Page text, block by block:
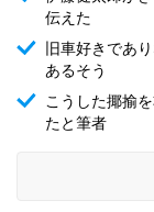
伝えた
旧車好きであ
あるそう
こうした揶揄
たと筆者